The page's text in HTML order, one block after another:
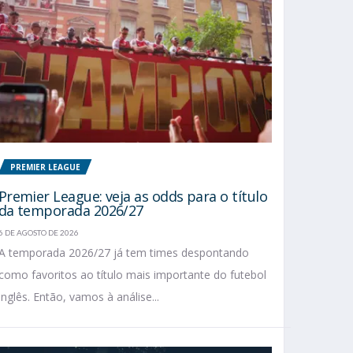
PREMIER LEAGUE
League: veja as odds para o título
temporada 2026/27
DE AGOSTO DE 2026
temporada 2026/27 já tem times despontando
favoritos ao título mais importante do futebol
Então, vamos à análise...